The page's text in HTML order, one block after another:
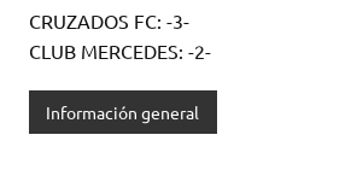
CRUZADOS FC: -3-
CLUB MERCEDES: -2-
Información general